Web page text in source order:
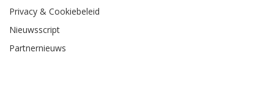
Privacy & Cookiebeleid
Nieuwsscript
Partnernieuws